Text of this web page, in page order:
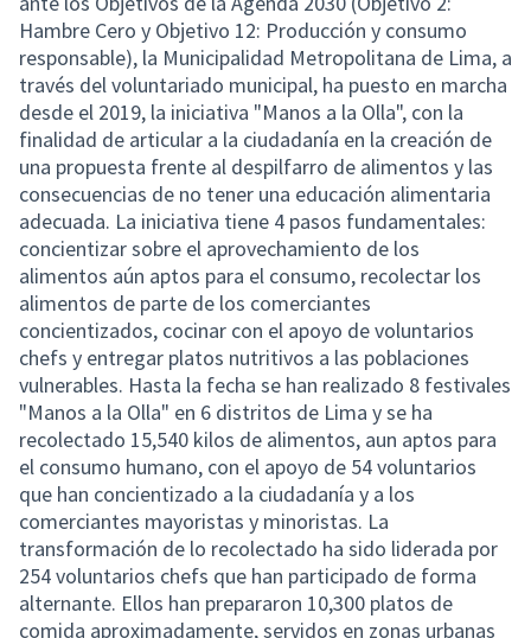
Hambre Cero y Objetivo 12: Producción y consumo
responsable), la Municipalidad Metropolitana de Lima, a
través del voluntariado municipal, ha puesto en marcha
desde el 2019, la iniciativa "Manos a la Olla", con la
finalidad de articular a la ciudadanía en la creación de
una propuesta frente al despilfarro de alimentos y las
consecuencias de no tener una educación alimentaria
adecuada. La iniciativa tiene 4 pasos fundamentales:
concientizar sobre el aprovechamiento de los
alimentos aún aptos para el consumo, recolectar los
alimentos de parte de los comerciantes
concientizados, cocinar con el apoyo de voluntarios
chefs y entregar platos nutritivos a las poblaciones
vulnerables. Hasta la fecha se han realizado 8 festivales
"Manos a la Olla" en 6 distritos de Lima y se ha
recolectado 15,540 kilos de alimentos, aun aptos para
el consumo humano, con el apoyo de 54 voluntarios
que han concientizado a la ciudadanía y a los
comerciantes mayoristas y minoristas. La
transformación de lo recolectado ha sido liderada por
254 voluntarios chefs que han participado de forma
alternante. Ellos han prepararon 10,300 platos de
comida aproximadamente, servidos en zonas urbanas